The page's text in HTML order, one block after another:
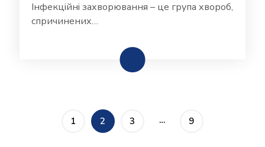
Інфекційні захворювання – це група хвороб,
спричинених…
ПагінаціяСТОРІНКА
1 СТОРІНКА
2 СТОРІНКА
3 … СТОРІНКА
9